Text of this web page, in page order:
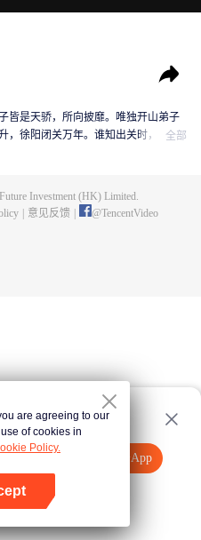
打开App
点击此处
皆是天骄，所向披靡。唯独开山弟子
，徐阳闭关万年。谁知出关时，修真
阳的股掌之间！
全部
Investment (HK) Limited.
意见反馈 @TencentVideo
are agreeing to our
of cookies in
Policy.